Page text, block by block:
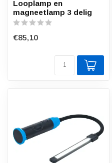
Looplamp en
magneetlamp 3 delig
€85,10